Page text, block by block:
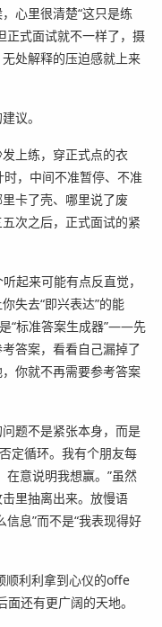
心里很清楚“这只是练
正式面试就不一样了，摄
处解释的压迫感就上来
议。
上练，穿正式点的衣
，中间不准暂停、不准
卡了壳、哪里说了废
次之后，正式面试的紧
起来可能有点反直觉，
失去“即兴表达”的能
“标准答案生成器”——先
答案，看看自己漏掉了
你就不再需要参考答案
题不是紧张本身，而是
定循环。我有个朋友每
在意说明我想赢。”虽然
里抽离出来。放慢语
息”而不是“我表现得好
顺利利拿到心仪的offe
还有更广阔的天地。